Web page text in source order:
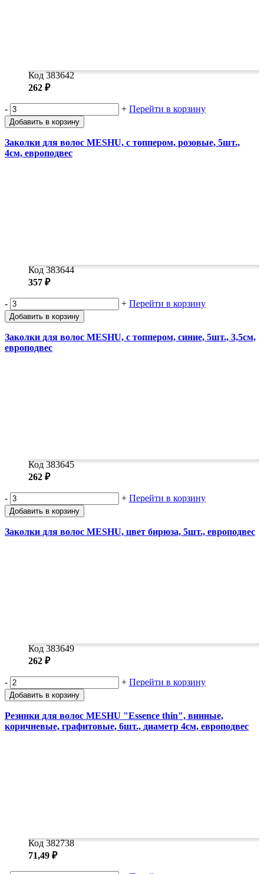
Код 383642
262 ₽
- + Перейти в корзину
Добавить в корзину
Заколки для волос MESHU, с топпером, розовые, 5шт.,
4см, европодвес
Код 383644
357 ₽
- + Перейти в корзину
Добавить в корзину
Заколки для волос MESHU, с топпером, синие, 5шт., 3,5см,
европодвес
Код 383645
262 ₽
- + Перейти в корзину
Добавить в корзину
Заколки для волос MESHU, цвет бирюза, 5шт., европодвес
Код 383649
262 ₽
- + Перейти в корзину
Добавить в корзину
Резинки для волос MESHU "Essence thin", винные,
коричневые, графитовые, 6шт., диаметр 4см, европодвес
Код 382738
71,49 ₽